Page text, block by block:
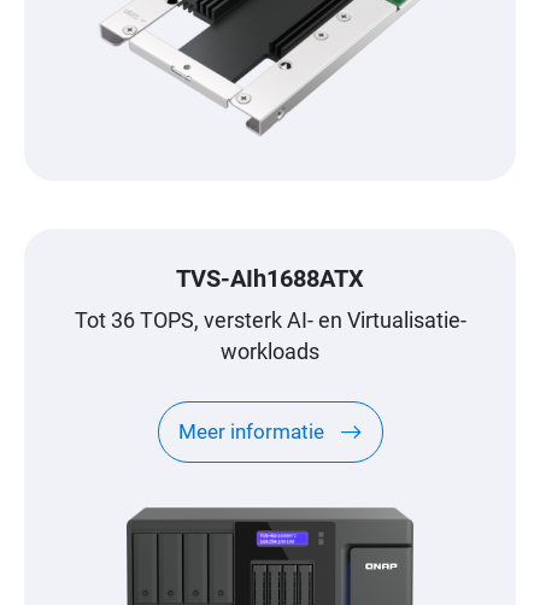
TVS-AIh1688ATX
Tot 36 TOPS, versterk AI- en Virtualisatie-
workloads
Meer informatie